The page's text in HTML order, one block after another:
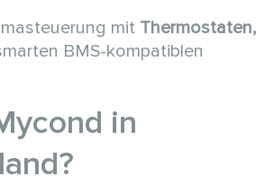
mit Thermostaten,
BMS-kompatiblen
in